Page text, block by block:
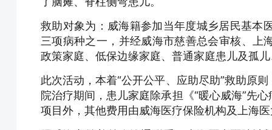
救助对象为：威海籍参加当年度城乡居民基本
三项病种之一，并经威海市慈善总会审核、上
政策家庭、低保边缘家庭、普通家庭患儿及孤
此次活动，本着“公开公平、应助尽助”救助原
院治疗期间，患儿家庭除承担《“暖心威海”先
项目外，其他费用由威海医疗保险机构及上海